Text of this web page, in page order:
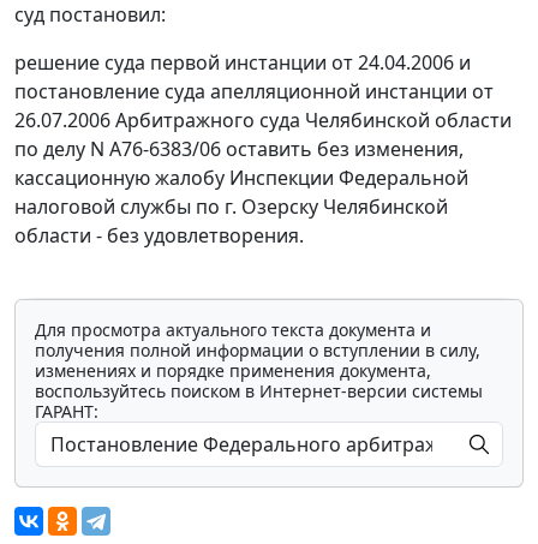
суд постановил:
решение суда первой инстанции от 24.04.2006 и
постановление суда апелляционной инстанции от
26.07.2006 Арбитражного суда Челябинской области
по делу N А76-6383/06 оставить без изменения,
кассационную жалобу Инспекции Федеральной
налоговой службы по г. Озерску Челябинской
области - без удовлетворения.
Для просмотра актуального текста документа и
получения полной информации о вступлении в силу,
изменениях и порядке применения документа,
воспользуйтесь поиском в Интернет-версии системы
ГАРАНТ: